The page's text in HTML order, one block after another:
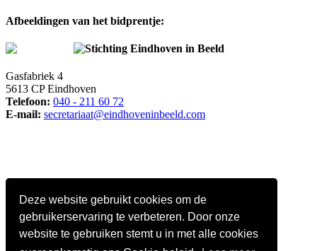
Deze website gebruikt cookies om de
gebruikerservaring te verbeteren. Door onze
website te gebruiken stemt u in met alle cookies
Afbeeldingen van het bidprentje:
Stichting Eindhoven in Beeld
Gasfabriek 4
5613 CP Eindhoven
Telefoon: 040 - 211 60 72
E-mail: secretariaat@eindhoveninbeeld.com